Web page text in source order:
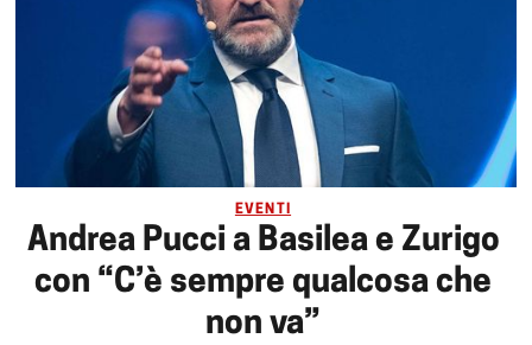
EVENTI
Andrea Pucci a Basilea e Zurigo
con “C’è sempre qualcosa che
non va”